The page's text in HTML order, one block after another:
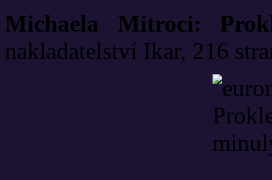
Michaela Mitroci:
nakladatelství Ikar, 216